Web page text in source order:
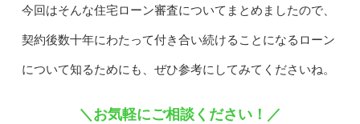
今回はそんな住宅ローン審査についてまとめましたので、
契約後数十年にわたって付き合い続けることになるローン
について知るためにも、ぜひ参考にしてみてくださいね。
＼お気軽にご相談ください！／